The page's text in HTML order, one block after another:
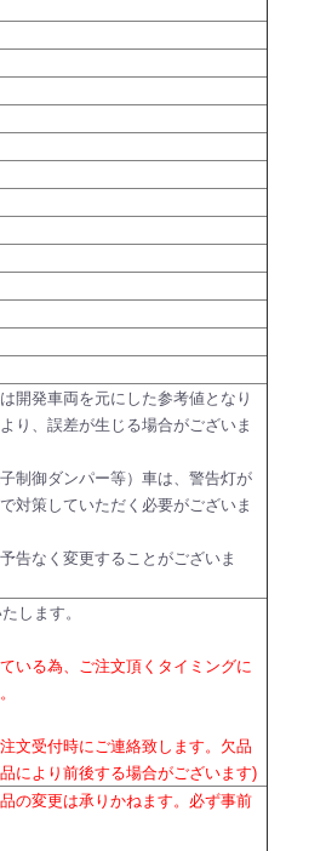
開発車両を元にした参考値となり
り、誤差が生じる場合がございま
制御ダンパー等）車は、警告灯が
対策していただく必要がございま
告なく変更することがございま
します。
いる為、ご注文頂くタイミングに
文受付時にご連絡致します。欠品
により前後する場合がございます)
の変更は承りかねます。必ず事前